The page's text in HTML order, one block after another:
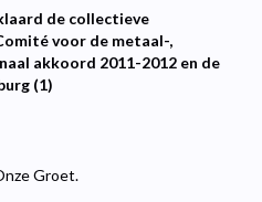
de collectieve
voor de metaal-,
akkoord 2011-2012 en de
(1)
Groet.